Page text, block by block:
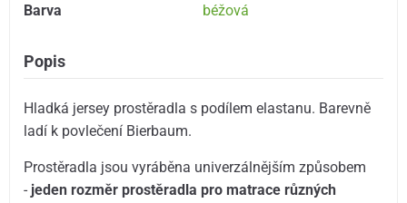
Barva béžová
Popis
Hladká jersey prostěradla s podílem elastanu. Barevně
ladí k povlečení Bierbaum.
Prostěradla jsou vyráběna univerzálnějším způsobem
- jeden rozměr prostěradla pro matrace různých